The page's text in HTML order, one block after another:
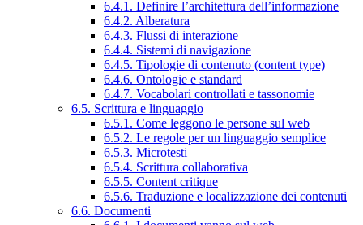
6.4.1. Definire l’architettura dell’informazione
6.4.2. Alberatura
6.4.3. Flussi di interazione
6.4.4. Sistemi di navigazione
6.4.5. Tipologie di contenuto (content type)
6.4.6. Ontologie e standard
6.4.7. Vocabolari controllati e tassonomie
6.5. Scrittura e linguaggio
6.5.1. Come leggono le persone sul web
6.5.2. Le regole per un linguaggio semplice
6.5.3. Microtesti
6.5.4. Scrittura collaborativa
6.5.5. Content critique
6.5.6. Traduzione e localizzazione dei contenuti
6.6. Documenti